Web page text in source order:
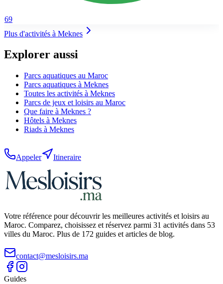
69
Plus d'activités à Meknes
Explorer aussi
Parcs aquatiques au Maroc
Parcs aquatiques à Meknes
Toutes les activités à Meknes
Parcs de jeux et loisirs au Maroc
Que faire à Meknes ?
Hôtels à Meknes
Riads à Meknes
Appeler Itineraire
Votre référence pour découvrir les meilleures activités et loisirs au
Maroc. Comparez, choisissez et réservez parmi 31 activités dans 53
villes du Maroc. Plus de 172 guides et articles de blog.
contact@mesloisirs.ma
Guides